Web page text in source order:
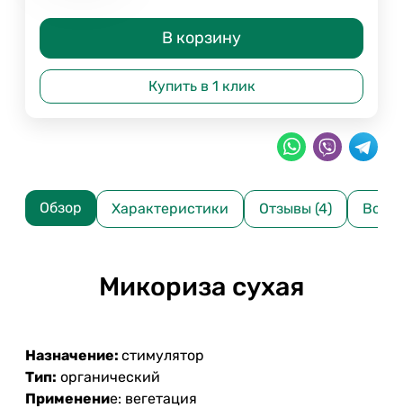
В корзину
Купить в 1 клик
Обзор Характеристики Отзывы (4)
Микориза сухая
Назначение: стимулятор
Тип: органический
Применение: вегетация